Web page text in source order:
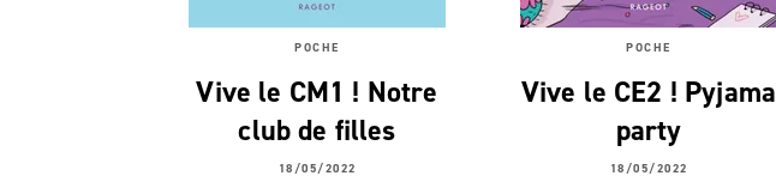
POCHE
Vive le CM1 ! Notre
club de filles
18/05/2022
POCHE
Vive le CE2 ! Pyjama
party
18/05/2022